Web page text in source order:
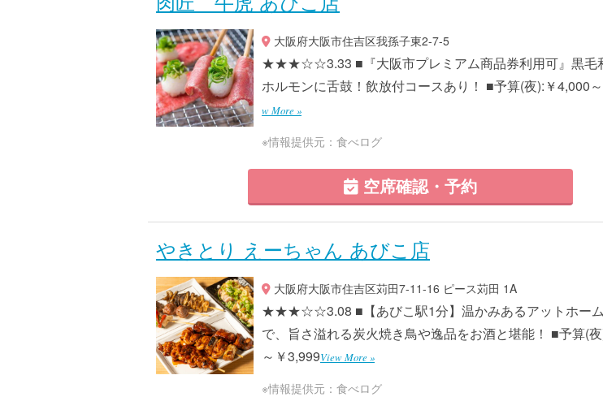
大阪府大阪市住吉区我孫子東2-7-5
★★★☆☆3.33 ■『大阪市プレミアム商品券利用可』黒毛
ホルモンに舌鼓！飲放付コースあり！ ■予算(夜):￥4,000
w More »
※情報提供元：食べログ
空席確認・予約
やきとり えーちゃん あびこ店
大阪府大阪市住吉区苅田7-11-16 ピース苅田 1A
★★★☆☆3.08 ■【あびこ駅1分】温かみあるアットホー
で、旨さ溢れる炭火焼き鳥や逸品をお酒と堪能！ ■予算(
～￥3,999View More »
※情報提供元：食べログ